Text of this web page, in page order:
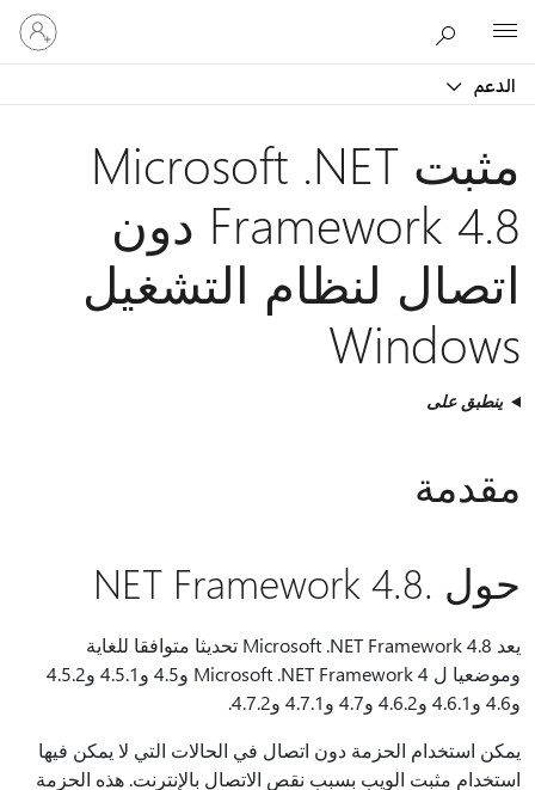
الدعم
تسجيل
الدخول
إلى
مثبت Microsoft .NET
Framework 4.8 دون
اتصال لنظام التشغيل
Windows
ينطبق على
مقدمة
حول .NET Framework 4.8
يعد Microsoft .NET Framework 4.8 تحديثا متوافقا للغاية
وموضعيا ل Microsoft .NET Framework 4 و4.5 و4.5.1 و4.5.2
و4.6 و4.6.1 و4.6.2 و4.7 و4.7.1 و4.7.2.
يمكن استخدام الحزمة دون اتصال في الحالات التي لا يمكن فيها
استخدام مثبت الويب بسبب نقص الاتصال بالإنترنت. هذه الحزمة